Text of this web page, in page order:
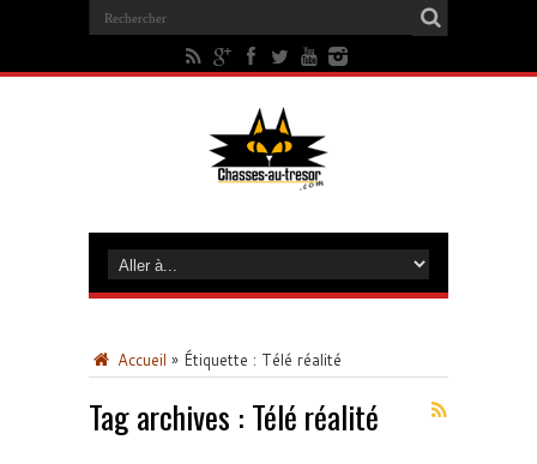
Accueil » Étiquette : Télé réalité
Tag archives : Télé réalité